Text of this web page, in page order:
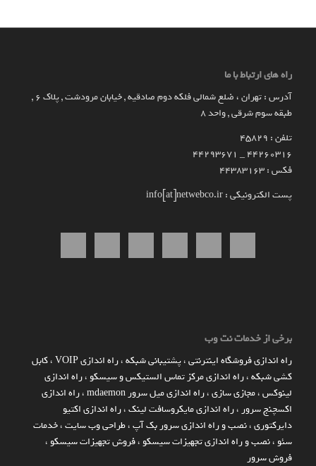
راه های ارتباط با ما
آدرس : تهران ، ضلع شمالی فلکه دوم صادقیه , خیابان مرودشت , پلاک ۶ ,
طبقه سوم شرقی , واحد ۸
تلفن : 45829
۴۴۲۶۰۳۱۶ _ 44293671
فکس : 44383163
پست الکترونیکی : info[at]netwebco.ir
برخی از خدمات نت وب
راه اندازي فروشگاه اينترنتي،پشتیبانی شبکه،راه اندازی VOIP ،کابل
کشی شبکه،راه اندازی مرکز تماس الستیکس و سیسکو ،راه اندازی
لینوکس،مجازی سازی،راه اندازی میل سرور mdaemon ،راه اندازی
اکسچنج سرور ،راه اندازی مایکروسافت لینک،راه اندازی اکتیو
دایرکتوری،نصب و راه اندازی سرور بک آپ،طراحی وب سایت،خدمات
سئو ،نصب و راه اندازی تجهیزات سیسکو ،فروش تجهیزات سیسکو ،
فروش سرور